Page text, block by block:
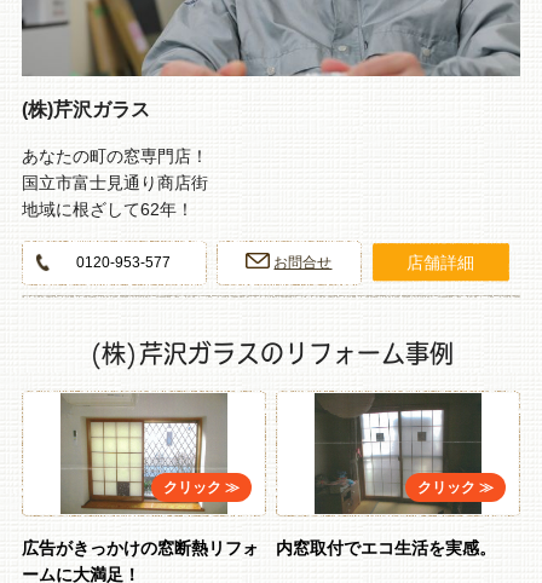
(株)芹沢ガラス
あなたの町の窓専門店！
国立市富士見通り商店街
地域に根ざして62年！
0120-953-577 お問合せ 店舗詳細
(株)芹沢ガラスのリフォーム事例
広告がきっかけの窓断熱リフォ
ームに大満足！
内窓取付でエコ生活を実感。